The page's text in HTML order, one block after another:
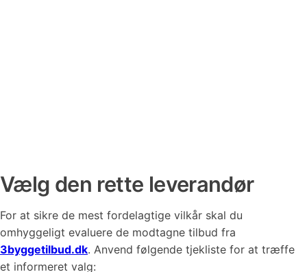
Vælg den rette leverandør
For at sikre de mest fordelagtige vilkår skal du
omhyggeligt evaluere de modtagne tilbud fra
3byggetilbud.dk. Anvend følgende tjekliste for at træffe
et informeret valg: